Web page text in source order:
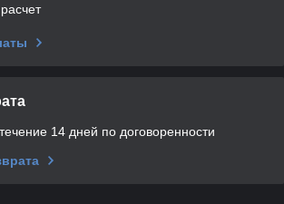
14 дней по договоренности